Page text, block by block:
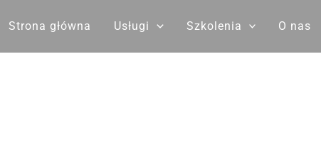
Strona główna Usługi Szkolenia O nas